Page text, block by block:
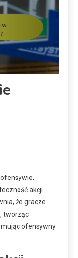
akcji
że gracze
tworząc
ofensywny